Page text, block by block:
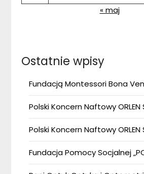
« maj
Ostatnie wpisy
Fundacją Montessori Bona
Polski Koncern Naftowy ORLEN
Polski Koncern Naftowy ORLEN
Fundacja Pomocy Socjalnej